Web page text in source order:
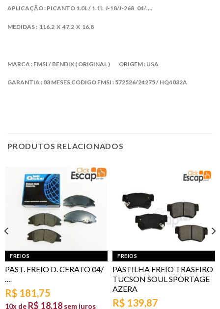
APLICAÇÃO: PICANTO 1.0L / 1.1L J-18/J-268 04/….
MEDIDAS : 116.2 X 47.2 X 16.8
MARCA : FMSI / BENDIX ( ORIGINAL ) ORIGEM : USA
GARANTIA : 03 MESES CODIGO FMSI : 572526/24275 / HQ4032A
PRODUTOS RELACIONADOS
FREIOS
PAST. FREIO D. CERATO 04/
…
R$ 181,75
10x de R$ 18,18 sem juros
FREIOS
PASTILHA FREIO TRASEIRO
TUCSON SOUL SPORTAGE
AZERA
R$ 139,87